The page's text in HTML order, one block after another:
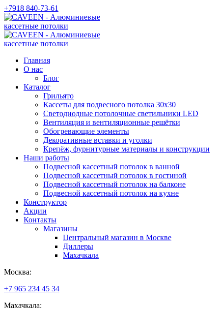
+7918 840-73-61
Главная
О нас
Блог
Каталог
Грильято
Кассеты для подвесного потолка 30х30
Светодиодные потолочные светильники LED
Вентиляция и вентиляционные решётки
Обогревающие элементы
Декоративные вставки и уголки
Крепёж, фурнитурные материалы и конструкции
Наши работы
Подвесной кассетный потолок в ванной
Подвесной кассетный потолок в гостиной
Подвесной кассетный потолок на балконе
Подвесной кассетный потолок на кухне
Конструктор
Акции
Контакты
Магазины
Центральный магазин в Москве
Диллеры
Махачкала
Москва:
+7 965 234 45 34
Махачкала: